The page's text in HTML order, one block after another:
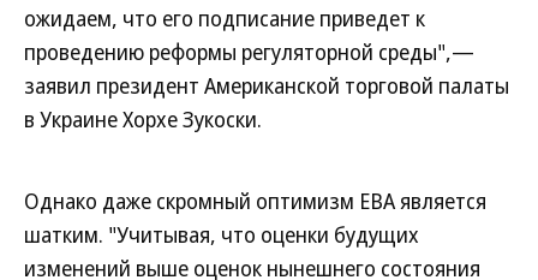
ожидаем, что его подписание приведет к
проведению реформы регуляторной среды",—
заявил президент Американской торговой палаты
в Украине Хорхе Зукоски.
Однако даже скромный оптимизм EBA является
шатким. "Учитывая, что оценки будущих
изменений выше оценок нынешнего состояния